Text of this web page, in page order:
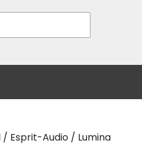
/ Esprit-Audio / Lumina